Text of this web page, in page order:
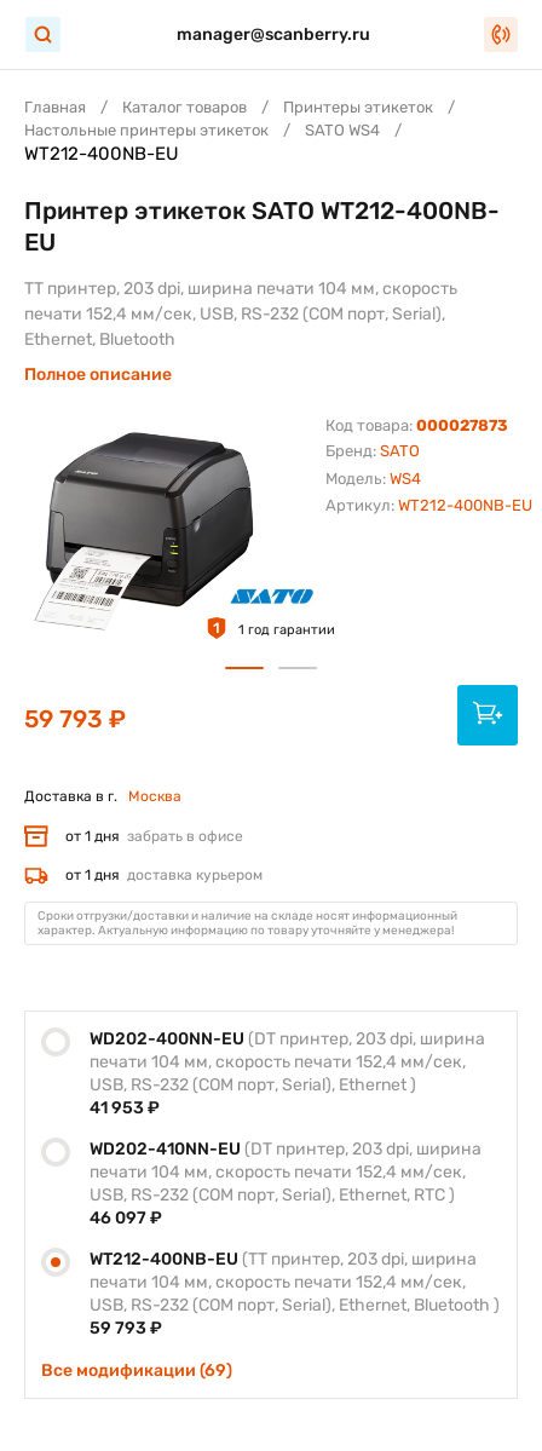
manager@scanberry.ru
Главная Каталог товаров
Принтеры этикеток
Настольные принтеры этикеток
SATO WS4
WT212-400NB-EU
Бренд: SATO
Модель: WS4
Код товара: 000027873
Артикул: WT212-400NB-EU
Принтер этикеток SATO WT212-400NB-
EU
TT принтер, 203 dpi, ширина печати 104 мм, скорость
печати 152,4 мм/сек, USB, RS-232 (COM порт, Serial),
Ethernet, Bluetooth
Полное описание
1 1 год гарантии
WD202-400NN-EU (DT принтер, 203 dpi, ширина
печати 104 мм, скорость печати 152,4 мм/сек,
USB, RS-232 (COM порт, Serial), Ethernet )
41 953 ₽
WD202-410NN-EU (DT принтер, 203 dpi, ширина
печати 104 мм, скорость печати 152,4 мм/сек,
USB, RS-232 (COM порт, Serial), Ethernet, RTC )
46 097 ₽
WT212-400NB-EU (TT принтер, 203 dpi, ширина
печати 104 мм, скорость печати 152,4 мм/сек,
USB, RS-232 (COM порт, Serial), Ethernet, Bluetooth )
59 793 ₽
Все модификации (69)
59 793 ₽
Доставка в г. Москва
от 1 дня забрать в офисе
от 1 дня доставка курьером
Сроки отгрузки/доставки и наличие на складе носят информационный
характер. Актуальную информацию по товару уточняйте у менеджера!